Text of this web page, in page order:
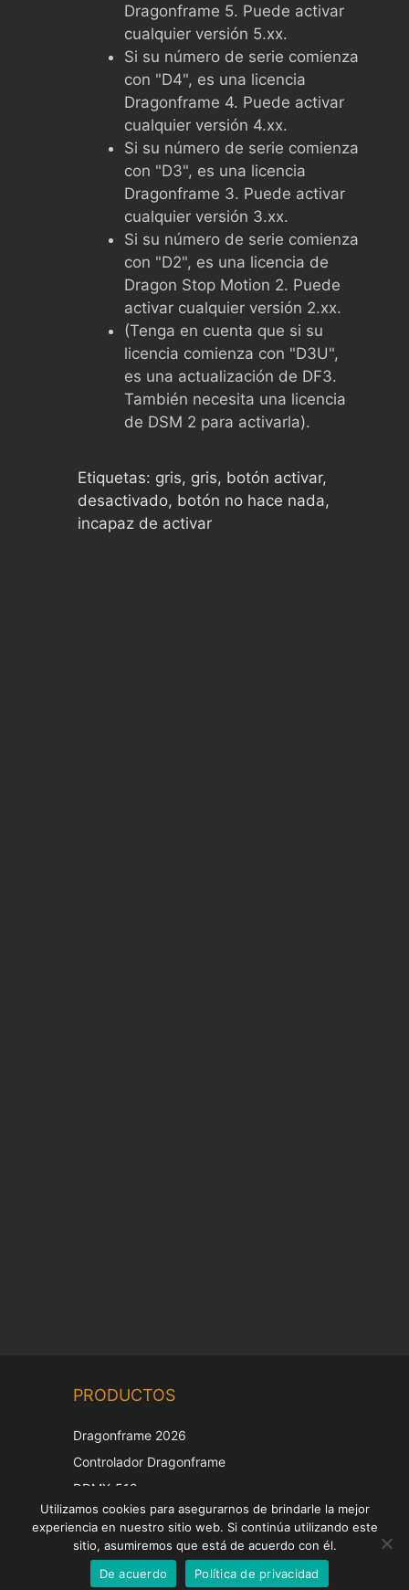
Dragonframe 5. Puede activar
cualquier versión 5.xx.
Si su número de serie comienza
con "D4", es una licencia
Dragonframe 4. Puede activar
cualquier versión 4.xx.
Si su número de serie comienza
con "D3", es una licencia
Dragonframe 3. Puede activar
cualquier versión 3.xx.
Si su número de serie comienza
con "D2", es una licencia de
Dragon Stop Motion 2. Puede
activar cualquier versión 2.xx.
(Tenga en cuenta que si su
licencia comienza con "D3U",
es una actualización de DF3.
También necesita una licencia
de DSM 2 para activarla).
Etiquetas: gris, gris, botón activar,
desactivado, botón no hace nada,
incapaz de activar
PRODUCTOS
Dragonframe 2026
Controlador Dragonframe
DDMX-512
DMC-32
Tapa de corrección EOS LV
Utilizamos cookies para asegurarnos de brindarle la mejor
experiencia en nuestro sitio web. Si continúa utilizando este
sitio, asumiremos que está de acuerdo con él.
De acuerdo
Política de privacidad
Spanish
English
German